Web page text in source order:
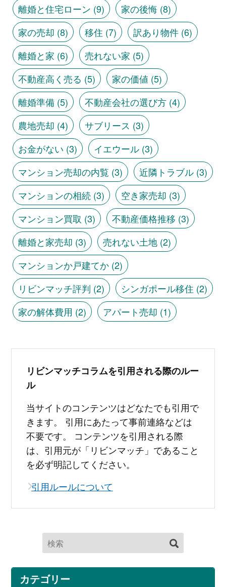
離婚と住宅ローン (9) 家の後悔(8)
家の売却 (8) 移住 (7) 訳あり物件(6)
離婚と家 (6) 売れない家 (5)
不動産高く売る (5) 家の価値 (5)
離婚準備(5) 不動産会社の選び方(4)
農地売却 (4) サブリース (3)
お金がない (3) イエウール(3)
マンション売却の内覧 (3) 近隣トラブル(3)
マンションの相続(3) 空き家売却 (3)
マンション買取 (3) 不動産価格推移 (3)
離婚と家売却 (3) 売れない土地(2)
マンションか戸建てか(2)
リビンマッチ評判 (2) シンガポール移住 (2)
家の解体費用 (2) アパート売却 (1)
リビンマッチコラムを引用される際のルー
ル
当サイトのコンテンツはどなたでも引用で
きます。 引用にあたって事前連絡などは
不要です。 コンテンツを引用される際
は、引用元が「リビンマッチ」であること
を必ず明記してください。
引用ルールについて
カテゴリー